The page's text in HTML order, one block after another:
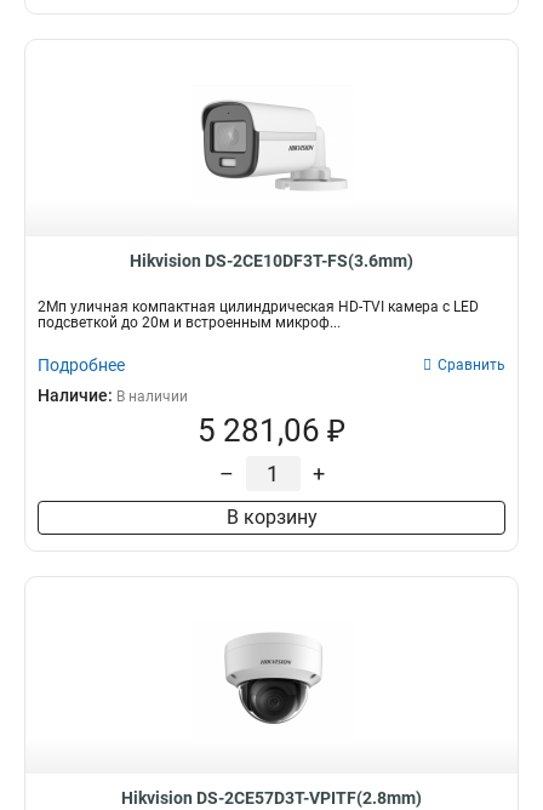
Hikvision DS-2CE10DF3T-FS(3.6mm)
2Мп уличная компактная цилиндрическая HD-TVI камера с LED
подсветкой до 20м и встроенным микроф...
Подробнее Сравнить
Наличие: В наличии
5 281,06 ₽
– +
В корзину
Hikvision DS-2CE57D3T-VPITF(2.8mm)